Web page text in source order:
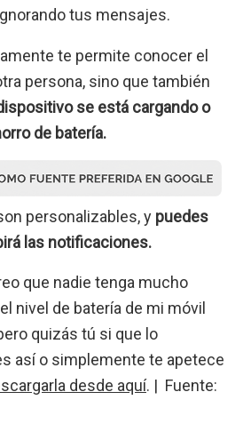
tus mensajes.
te permite conocer el
persona, sino que también
se está cargando o
de batería.
personalizables, y puedes
las notificaciones.
que nadie tenga mucho
nivel de batería de mi móvil
quizás tú si que lo
así o simplemente te apetece
desde aquí. | Fuente: